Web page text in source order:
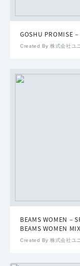
GOSHU PROMISE
Created By 株式会社ユ
BEAMS WOMEN –
BEAMS WOMEN
Created By 株式会社ユ